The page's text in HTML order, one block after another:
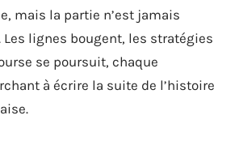
mais la partie n’est jamais
Les lignes bougent, les stratégies
se poursuit, chaque
à écrire la suite de l’histoire